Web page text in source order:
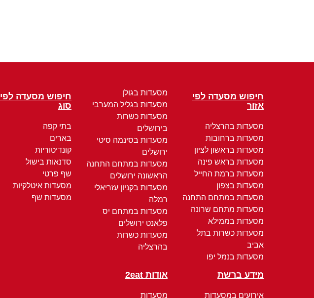
חיפוש מסעדה לפי
אזור
מסעדות בהרצליה
מסעדות ברחובות
מסעדות בראשון לציון
מסעדות בראש פינה
מסעדות ברמת החייל
מסעדות בצפון
מסעדות במתחם התחנה
מסעדות מתחם שרונה
מסעדות בממילא
מסעדות כשרות בתל
אביב
מסעדות בנמל יפו
מסעדות בגולן
מסעדות בגליל המערבי
מסעדות כשרות
בירושלים
מסעדות בסינמה סיטי
ירושלים
מסעדות במתחם התחנה
הראשונה ירושלים
מסעדות בקניון עזריאלי
רמלה
מסעדות במתחם יס
פלאנט ירושלים
מסעדות כשרות
בהרצליה
חיפוש מסעדה לפי
סוג
בתי קפה
בארים
קונדיטוריות
סדנאות בישול
שף פרטי
מסעדות איטלקיות
מסעדות שף
מידע ברשת
אירועים במסעדות
אודות 2eat
מסעדות